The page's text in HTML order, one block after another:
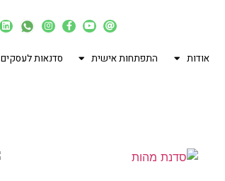
אודות התפתחות אישית סדנאות לעסקים